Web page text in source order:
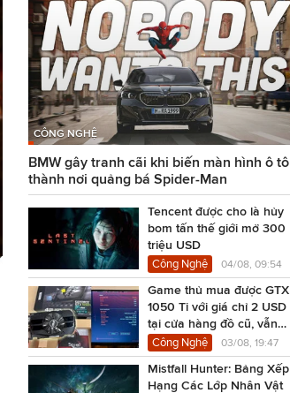
CÔNG NGHỆ
BMW gây tranh cãi khi biến màn hình ô tô
thành nơi quảng bá Spider-Man
Tencent được cho là hủy
bom tấn thế giới mở 300
triệu USD
Công Nghệ 04/08, 09:54
Game thủ mua được GTX
1050 Ti với giá chỉ 2 USD
tại cửa hàng đồ cũ, vẫn
chạy Cyberpunk 2077
Công Nghệ 03/08, 19:47
Mistfall Hunter: Bảng Xếp
Hạng Các Lớp Nhân Vật